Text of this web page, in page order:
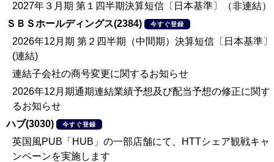
2027年３月期 第１四半期決算短信〔日本基準〕（非連結）
ＳＢＳホールディングス(2384)
今すぐ登録
2026年12月期 第２四半期（中間期）決算短信〔日本基準〕
(連結)
連結子会社の商号変更に関するお知らせ
2026年12月期通期連結業績予想及び配当予想の修正に関す
るお知らせ
ハブ(3030)
今すぐ登録
英国風PUB「HUB」の一部店舗にて、HTTシェア観戦キャ
ンペーンを実施します